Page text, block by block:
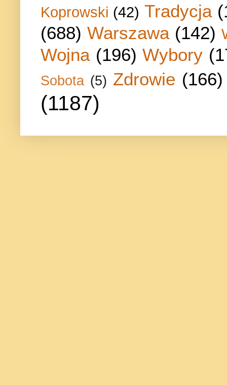
Koprowski (42) Tradycja
(688) Warszawa (142)
Wojna (196) Wybory
Sobota (5) Zdrowie (166)
(1187)